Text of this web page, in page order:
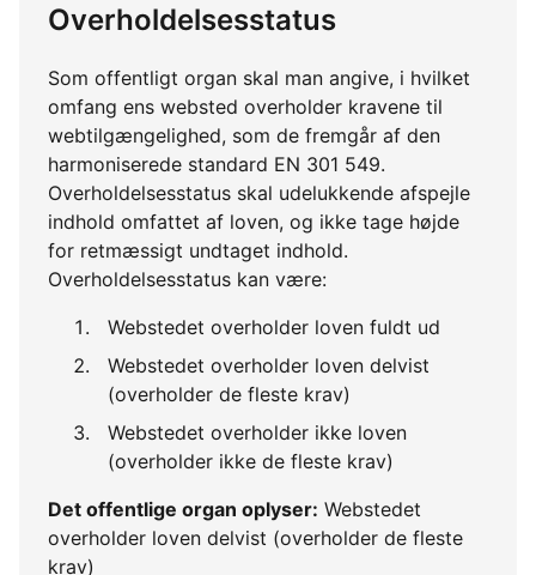
Overholdelsesstatus
Som offentligt organ skal man angive, i hvilket
omfang ens websted overholder kravene til
webtilgængelighed, som de fremgår af den
harmoniserede standard EN 301 549.
Overholdelsesstatus skal udelukkende afspejle
indhold omfattet af loven, og ikke tage højde
for retmæssigt undtaget indhold.
Overholdelsesstatus kan være:
Webstedet overholder loven fuldt ud
Webstedet overholder loven delvist
(overholder de fleste krav)
Webstedet overholder ikke loven
(overholder ikke de fleste krav)
Det offentlige organ oplyser: Webstedet
overholder loven delvist (overholder de fleste
krav)